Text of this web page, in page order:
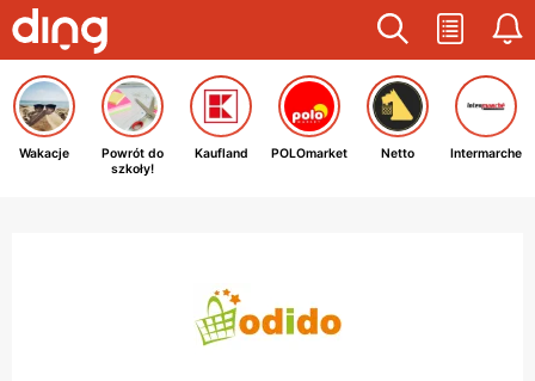
Wakacje
Powrót do
szkoły!
Kaufland POLOmarket Netto Intermarche